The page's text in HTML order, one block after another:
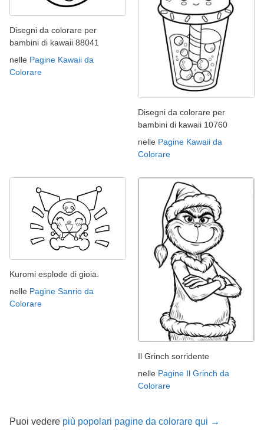
Disegni da colorare per
bambini di kawaii 88041
nelle Pagine Kawaii da
Colorare
Disegni da colorare per
bambini di kawaii 10760
nelle Pagine Kawaii da
Colorare
Kuromi esplode di gioia.
nelle Pagine Sanrio da
Colorare
Il Grinch sorridente
nelle Pagine Il Grinch da
Colorare
Puoi vedere più popolari pagine da colorare qui →